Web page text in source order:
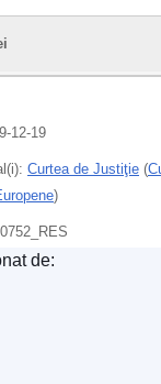
12-19
Curtea de Justiţie (
)
al Uniunii
de: